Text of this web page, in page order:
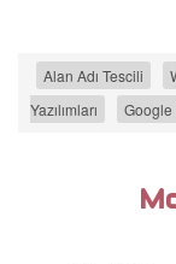
Alan Adı Tescili
Yazılımları
Google